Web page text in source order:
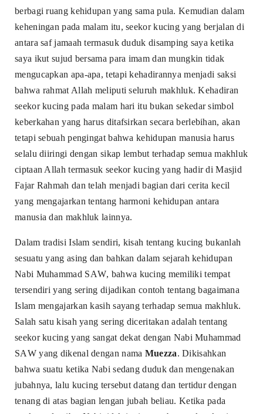
berbagi ruang kehidupan yang sama pula. Kemudian dalam
keheningan pada malam itu, seekor kucing yang berjalan di
antara saf jamaah termasuk duduk disamping saya ketika
saya ikut sujud bersama para imam dan mungkin tidak
mengucapkan apa-apa, tetapi kehadirannya menjadi saksi
bahwa rahmat Allah meliputi seluruh makhluk. Kehadiran
seekor kucing pada malam hari itu bukan sekedar simbol
keberkahan yang harus ditafsirkan secara berlebihan, akan
tetapi sebuah pengingat bahwa kehidupan manusia harus
selalu diiringi dengan sikap lembut terhadap semua makhluk
ciptaan Allah termasuk seekor kucing yang hadir di Masjid
Fajar Rahmah dan telah menjadi bagian dari cerita kecil
yang mengajarkan tentang harmoni kehidupan antara
manusia dan makhluk lainnya.
Dalam tradisi Islam sendiri, kisah tentang kucing bukanlah
sesuatu yang asing dan bahkan dalam sejarah kehidupan
Nabi Muhammad SAW, bahwa kucing memiliki tempat
tersendiri yang sering dijadikan contoh tentang bagaimana
Islam mengajarkan kasih sayang terhadap semua makhluk.
Salah satu kisah yang sering diceritakan adalah tentang
seekor kucing yang sangat dekat dengan Nabi Muhammad
SAW yang dikenal dengan nama Muezza. Dikisahkan
bahwa suatu ketika Nabi sedang duduk dan mengenakan
jubahnya, lalu kucing tersebut datang dan tertidur dengan
tenang di atas bagian lengan jubah beliau. Ketika pada